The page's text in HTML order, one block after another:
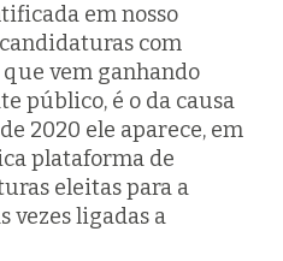
em nosso
com
vem ganhando
público, é o da causa
2020 ele aparece, em
plataforma de
eleitas para a
vezes ligadas a